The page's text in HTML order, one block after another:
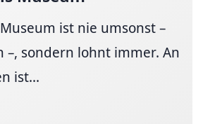
ist nie umsonst –
–, sondern lohnt immer. An
ist...